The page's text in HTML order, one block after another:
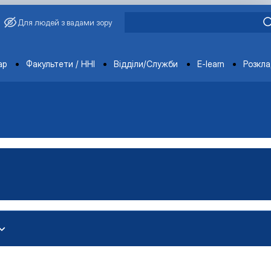
Для людей з вадами зору
Факультети / ННІ Відділи/Служби E-learn